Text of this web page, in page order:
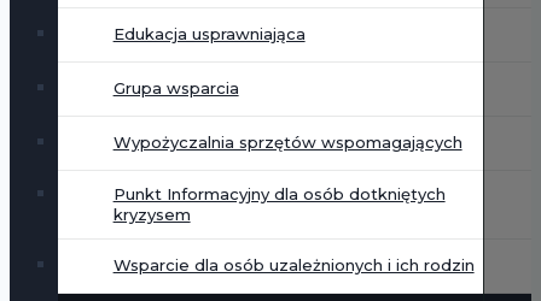
Edukacja usprawniająca
Grupa wsparcia
Wypożyczalnia sprzętów wspomagających
Punkt Informacyjny dla osób dotkniętych
kryzysem
Wsparcie dla osób uzależnionych i ich rodzin